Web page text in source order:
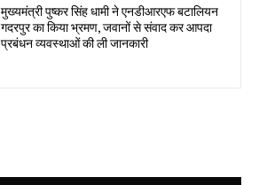
मुख्यमंत्री पुष्कर सिंह धामी ने एनडीआरएफ बटालियन
गदरपुर का किया भ्रमण, जवानों से संवाद कर आपदा
प्रबंधन व्यवस्थाओं की ली जानकारी